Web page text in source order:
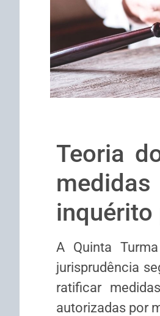
Teoria
inquérito
A Quinta
jurisprudência
ratificar
autorizadas por